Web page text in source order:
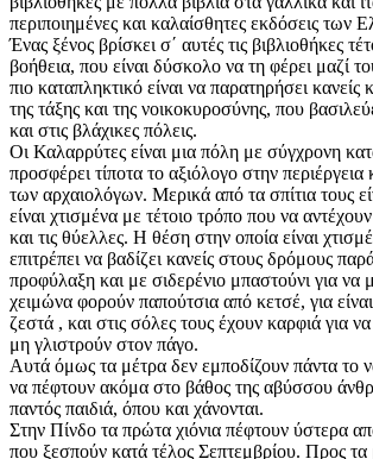
περιποιημένες και καλαίσθητες εκδόσεις των
Ένας ξένος βρίσκει σ΄ αυτές τις βιβλιοθήκες
βοήθεια, που είναι δύσκολο να τη φέρει μαζί
πιο καταπληκτικό είναι να παρατηρήσει κανείς
της τάξης και της νοικοκυροσύνης, που
και στις βλάχικες πόλεις.
Οι Καλαρρύτες είναι μια πόλη με σύγχρονη
προσφέρει τίποτα το αξιόλογο στην περιέργεια
των αρχαιολόγων. Μερικά από τα σπίτια τους
είναι χτισμένα με τέτοιο τρόπο που να
και τις θύελλες. Η θέση στην οποία είναι
επιτρέπει να βαδίζει κανείς στους δρόμους
προφύλαξη και με σιδερένιο μπαστούνι για να
χειμώνα φορούν παπούτσια από κετσέ, για
ζεστά , και στις σόλες τους έχουν καρφιά για
μη γλιστρούν στον πάγο.
Αυτά όμως τα μέτρα δεν εμποδίζουν πάντα το
να πέφτουν ακόμα στο βάθος της αβύσσου
παντός παιδιά, όπου και χάνονται.
Στην Πίνδο τα πρώτα χιόνια πέφτουν ύστερα από
που ξεσπούν κατά τέλος Σεπτεμβρίου. Προς